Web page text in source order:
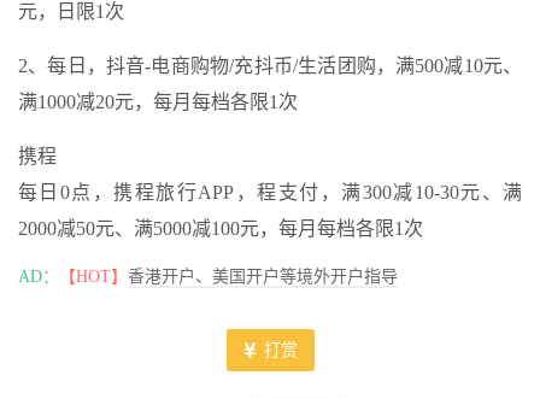
元，日限1次
2、每日，抖音-电商购物/充抖币/生活团购，满500减10元、
满1000减20元，每月每档各限1次
携程
每日0点，携程旅行APP，程支付，满300减10-30元、满
2000减50元、满5000减100元，每月每档各限1次
AD： 【HOT】 香港开户、美国开户等境外开户指导
打赏